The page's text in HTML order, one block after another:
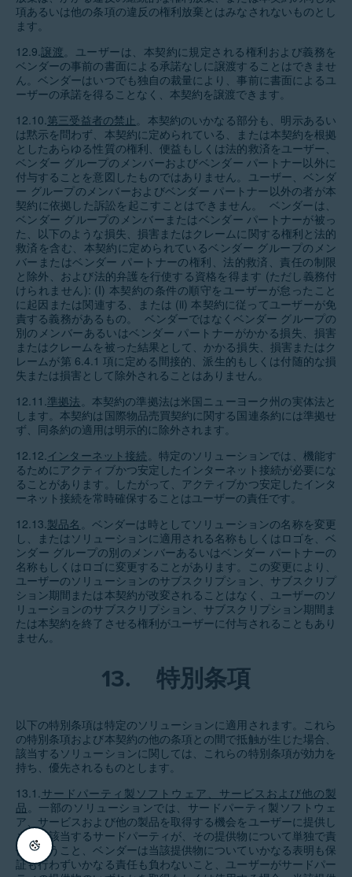
項あるいは他の条項の違反の権利放棄とはみなされないものとし
ます。
12.9.譲渡。ユーザーは、本契約に規定される権利および義務を
ベンダーの事前の書面による承諾なしに譲渡することはできませ
ん。ベンダーはいつでも独自の裁量により、事前に書面によるユ
ーザーの承諾を得ることなく、本契約を譲渡できます。
12.10.第三受益者の禁止。本契約のいかなる部分も、明示あるい
は黙示を問わず、本契約に定められている、または本契約を根拠
としたあらゆる性質の権利、便益もしくは法的救済をユーザー、
ベンダー グループのメンバーおよびベンダー パートナー以外に
付与することを意図したものではありません。ユーザー、ベンダ
ー グループのメンバーおよびベンダー パートナー以外の者が本
契約に依拠した訴訟を起こすことはできません。 ベンダーは、
ベンダー グループのメンバーまたはベンダー パートナーが被っ
た、以下のような損失、損害またはクレームに関する権利と法的
救済を含む、本契約に定められているベンダー グループのメン
バーまたはベンダー パートナーの権利、法的救済、責任の制限
と除外、および法的弁護を行使する資格を得ます (ただし義務付
けられません): (I) 本契約の条件の順守をユーザーが怠ったこと
に起因または関連する、または (ii) 本契約に従ってユーザーが免
責する義務があるもの。 ベンダーではなくベンダー グループの
別のメンバーあるいはベンダー パートナーがかかる損失、損害
またはクレームを被った結果として、かかる損失、損害またはク
レームが第 6.4.1 項に定める間接的、派生的もしくは付随的な損
失または損害として除外されることはありません。
12.11.準拠法。本契約の準拠法は米国ニューヨーク州の実体法と
します。本契約は国際物品売買契約に関する国連条約には準拠せ
ず、同条約の適用は明示的に除外されます。
12.12.インターネット接続。特定のソリューションでは、機能す
るためにアクティブかつ安定したインターネット接続が必要にな
ることがあります。したがって、アクティブかつ安定したインタ
ーネット接続を常時確保することはユーザーの責任です。
12.13.製品名 。ベンダーは時としてソリューションの名称を変更
し、またはソリューションに適用される名称もしくはロゴを、ベ
ンダー グループの別のメンバーあるいはベンダー パートナーの
名称もしくはロゴに変更することがあります。この変更により、
ユーザーのソリューションのサブスクリプション、サブスクリプ
ション期間または本契約が改変されることはなく、ユーザーのソ
リューションのサブスクリプション、サブスクリプション期間ま
たは本契約を終了させる権利がユーザーに付与されることもあり
ません。
13. 特別条項
以下の特別条項は特定のソリューションに適用されます。これら
の特別条項および本契約の他の条項との間で抵触が生じた場合、
該当するソリューションに関しては、これらの特別条項が効力を
持ち、優先されるものとします。
13.1.サードパーティ製ソフトウェア、サービスおよび他の製
品。一部のソリューションでは、サードパーティ製ソフトウェ
ア、サービスおよび他の製品を取得する機会をユーザーに提供し
ます。該当するサードパーティが、その提供物について単独で責
任を負うこと、ベンダーは当該提供物についていかなる表明も保
証も行わずいかなる責任も負わないこと、ユーザーがサードパー